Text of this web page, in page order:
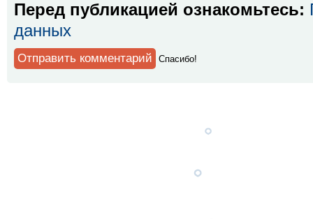
Перед публикацией ознакомьтесь:
данных
Спaсибо!